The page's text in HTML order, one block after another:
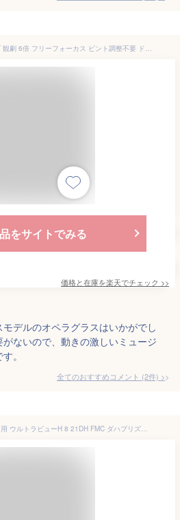
双眼鏡 コンサート ライブ 観劇 6倍 フリーフォーカス ピント調整不要 ドーム ダハ双眼鏡 コンパクト オペラグラス 運動会 サッカー 野球 舞台 イベント 花火 子ども アウトドア
をサイトでみる
価格と在庫を楽天でチェック >>
デルのオペラグラスはいかがでし
ないので、動きの激しいミュージ
。
全てのおすすめコメント (2件) >
Kenko 双眼鏡 コンサート用 ウルトラビューH 8 21DH FMC ダハプリズム式 8倍 21口径 コンパクト フルマルチコーティング パープル